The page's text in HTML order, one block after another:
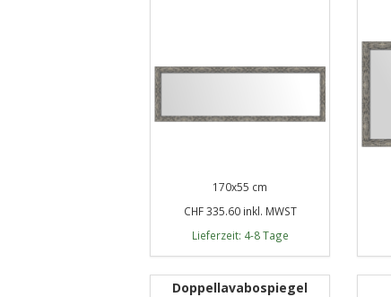
170x55 cm
CHF 335.60 inkl. MWST
Lieferzeit: 4-8 Tage
Doppellavabospiegel